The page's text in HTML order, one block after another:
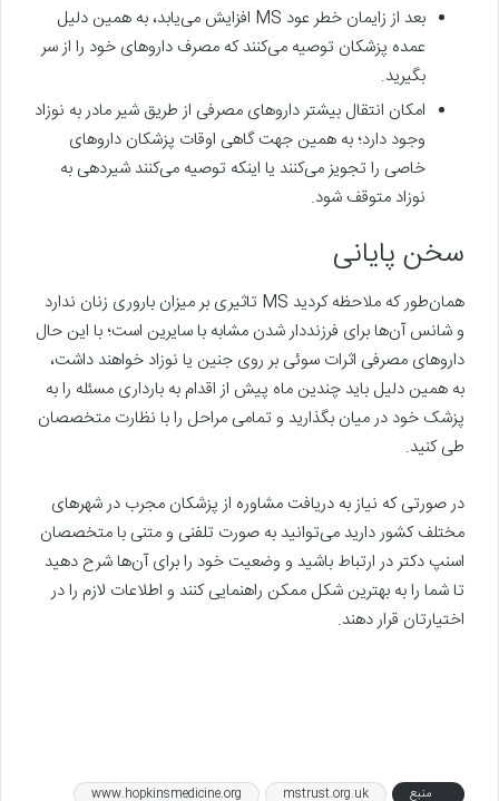
بعد از زایمان خطر عود MS افزایش می‌یابد، به همین دلیل
عمده‌ پزشکان توصیه می‌کنند که مصرف داروهای خود را از سر
بگیرید.
امکان انتقال بیشتر داروهای مصرفی از طریق شیر مادر به نوزاد
وجود دارد؛ به همین جهت گاهی اوقات پزشکان داروهای
خاصی را تجویز می‌کنند یا اینکه توصیه می‌کنند شیردهی به
نوزاد متوقف شود.
سخن پایانی
همان‌طور که ملاحظه کردید MS تاثیری بر میزان باروری زنان ندارد
و شانس آن‌ها برای فرزند‌دار شدن مشابه با سایرین است؛ با این حال
داروهای مصرفی اثرات سوئی بر روی جنین یا نوزاد خواهند داشت،
به همین دلیل باید چندین ماه پیش از اقدام به بارداری مسئله را به
پزشک خود در میان بگذارید و تمامی مراحل را با نظارت متخصصان
طی کنید.
در صورتی که نیاز به دریافت مشاوره از پزشکان مجرب در شهرهای
مختلف کشور دارید می‌توانید به صورت تلفنی و متنی با متخصصان
اسنپ دکتر در ارتباط باشید و وضعیت خود را برای آن‌ها شرح دهید
تا شما را به بهترین شکل ممکن راهنمایی کنند و اطلاعات لازم را در
اختیارتان قرار دهند.
منبع mstrust.org.uk
www.hopkinsmedicine.org